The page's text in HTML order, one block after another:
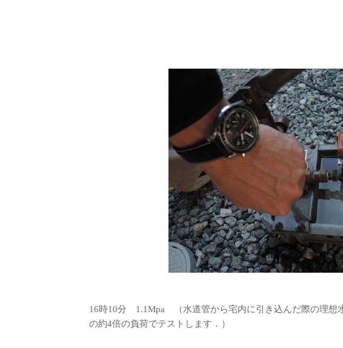
16時10分 1.1Mpa （水道管から宅内に引き込んだ際の理想
の約4倍の負荷でテストします．）